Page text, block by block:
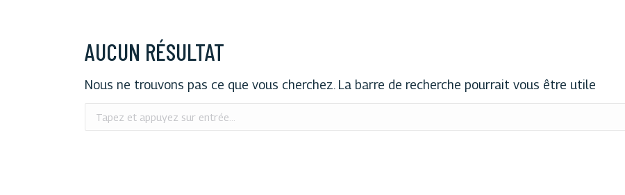
AUCUN RÉSULTAT
Nous ne trouvons pas ce que vous cherchez. La barre de recherche pourrait vous être utile
Recherche